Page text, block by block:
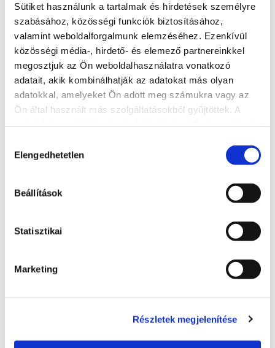
Sütiket használunk a tartalmak és hirdetések személyre
szabásához, közösségi funkciók biztosításához,
valamint weboldalforgalmunk elemzéséhez. Ezenkívül
közösségi média-, hirdető- és elemező partnereinkkel
megosztjuk az Ön weboldalhasználatra vonatkozó
adatait, akik kombinálhatják az adatokat más olyan
adatokkal, amelyeket Ön adott meg számukra vagy az
Ön által használt más szolgáltatásokból gyűjtöttek. A
kiválasztása
Elengedhetetlen
Beállítások
Statisztikai
Marketing
Részletek megjelenítése
Bella Italia Étterem
Ma: 10:00 - 19:00
http://www.bellaitaliasiofok.hu